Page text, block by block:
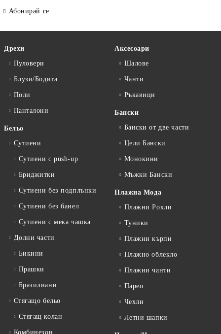
Абонирай се
Дрехи
Пуловери
Блузи/Бодита
Поли
Панталони
Бельо
Сутиени
Сутиени с push-up
Бриджитки
Сутиени без подплънки
Сутиени без банел
Сутиени с мека чашка
Долни части
Бикини
Прашки
Бразилиани
Стягащо бельо
Стягащ колан
Комбинезон
Аксесоари
Шалове
Чанти
Ръкавици
Бански
Бански от две части
Цели Бански
Монокини
Мъжки Бански
Плажна Мода
Плажни Рокли
Туники
Плажни кърпи
Плажно облекло
Плажни чанти
Парео
Чехли
Летни шапки